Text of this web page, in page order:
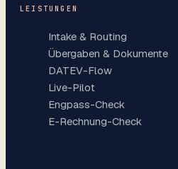
LEISTUNGEN
Intake & Routing
Übergaben & Dokumente
DATEV-Flow
Live-Pilot
Engpass-Check
E-Rechnung-Check